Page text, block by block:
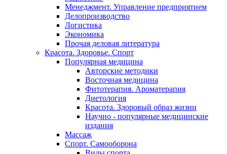
Менеджмент. Управление предприятием
Делопроизводство
Логистика
Экономика
Прочая деловая литература
Красота. Здоровье. Спорт
Популярная медицина
Авторские методики
Восточная медицина
Фитотерапия. Ароматерапия
Диетология
Красота. Здоровый образ жизни
Научно - популярные медицинские
издания
Массаж
Спорт. Самооборона